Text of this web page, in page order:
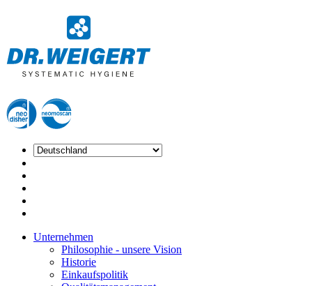
Unternehmen
Philosophie - unsere Vision
Historie
Einkaufspolitik